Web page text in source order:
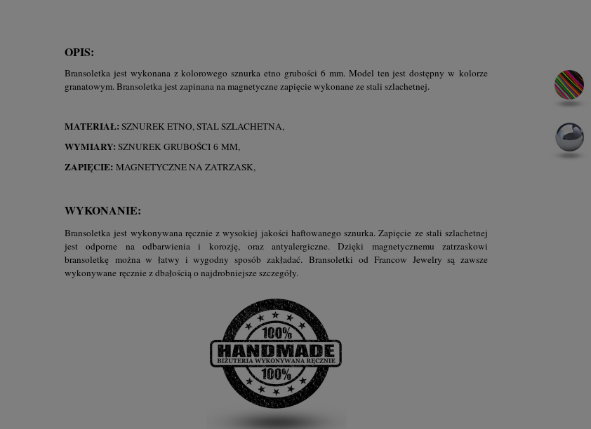
OPIS:
Bransoletka jest wykonana z kolorowego sznurka etno grubości 6 mm. Model ten jest dostępny w kolorze
granatowym. Bransoletka jest zapinana na magnetyczne zapięcie wykonane ze stali szlachetnej.
MATERIAŁ: SZNUREK ETNO, STAL SZLACHETNA,
WYMIARY: SZNUREK GRUBOŚCI 6 MM,
ZAPIĘCIE: MAGNETYCZNE NA ZATRZASK,
WYKONANIE:
Bransoletka jest wykonywana ręcznie z wysokiej jakości haftowanego sznurka. Zapięcie ze stali szlachetnej
jest odporne na odbarwienia i korozję, oraz antyalergiczne. Dzięki magnetycznemu zatrzaskowi
bransoletkę można w łatwy i wygodny sposób zakładać. Bransoletkiod Francow Jewelry są zawsze
wykonywane ręcznie z dbałością o najdrobniejsze szczegóły.